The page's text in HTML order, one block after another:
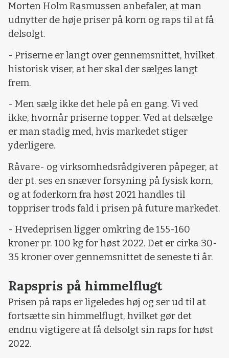
Morten Holm Rasmussen anbefaler, at man
udnytter de høje priser på korn og raps til at få
delsolgt.
- Priserne er langt over gennemsnittet, hvilket
historisk viser, at her skal der sælges langt
frem.
- Men sælg ikke det hele på en gang. Vi ved
ikke, hvornår priserne topper. Ved at delsælge
er man stadig med, hvis markedet stiger
yderligere.
Råvare- og virksomhedsrådgiveren påpeger, at
der pt. ses en snæver forsyning på fysisk korn,
og at foderkorn fra høst 2021 handles til
toppriser trods fald i prisen på future markedet.
- Hvedeprisen ligger omkring de 155-160
kroner pr. 100 kg for høst 2022. Det er cirka 30-
35 kroner over gennemsnittet de seneste ti år.
Rapspris på himmelflugt
Prisen på raps er ligeledes høj og ser ud til at
fortsætte sin himmelflugt, hvilket gør det
endnu vigtigere at få delsolgt sin raps for høst
2022.